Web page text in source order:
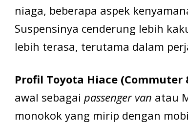
niaga, beberapa aspek
Suspensinya cenderung lebih
lebih terasa, terutama dalam
Profil Toyota Hiace (Commuter
awal sebagai passenger van atau
monokok yang mirip dengan